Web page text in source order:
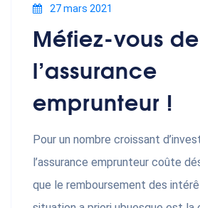
27 mars 2021
Méfiez-vous de
l’assurance
emprunteur !
Pour un nombre croissant
l’assurance emprunteur coûte
que le remboursement des